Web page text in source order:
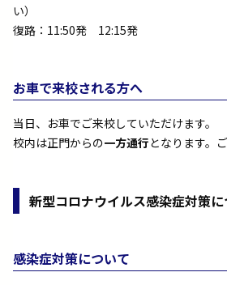
い）
復路：11:50発 12:15発
お車で来校される方へ
当日、お車でご来校していただけます。
校内は正門からの一方通行となります。
新型コロナウイルス感染症対策
感染症対策について